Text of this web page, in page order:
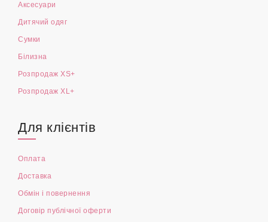
Аксесуари
Дитячий одяг
Сумки
Білизна
Розпродаж XS+
Розпродаж XL+
Для клієнтів
Оплата
Доставка
Обмін і повернення
Договір публічної оферти